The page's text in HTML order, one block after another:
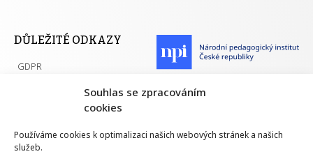
Souhlas se zpracováním
cookies
Používáme cookies k optimalizaci našich webových stránek a našich
služeb.
DŮLEŽITÉ ODKAZY
GDPR
Přehled PK pro splnění MZK
Národní pedagogický institut ČR